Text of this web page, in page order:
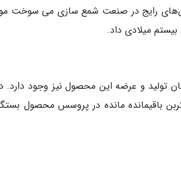
رایج در صنعت شمع سازی می سوخت
میلادی داد.
تولید و عرضه این محصول نیز وجود دارد.
باقیمانده مانده در پروسس محصول